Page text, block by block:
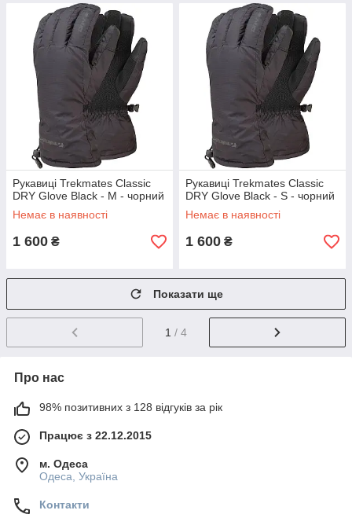
Рукавиці Trekmates Classic
DRY Glove Black - M - чорний
Немає в наявності
1 600 ₴
Рукавиці Trekmates Classic
DRY Glove Black - S - чорний
Немає в наявності
1 600 ₴
Показати ще
1 / 4
Про нас
98% позитивних з 128 відгуків за рік
Працює з 22.12.2015
м. Одеса
Одеса, Україна
Контакти